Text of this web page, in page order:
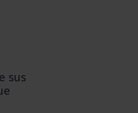
sus